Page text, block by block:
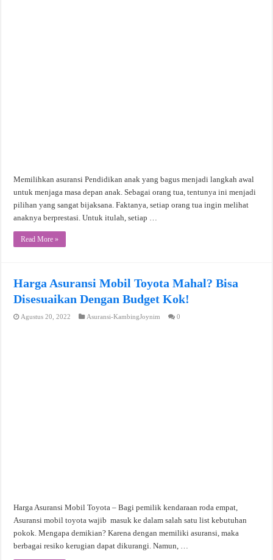
Memilihkan asuransi Pendidikan anak yang bagus menjadi langkah awal
untuk menjaga masa depan anak. Sebagai orang tua, tentunya ini menjadi
pilihan yang sangat bijaksana. Faktanya, setiap orang tua ingin melihat
anaknya berprestasi. Untuk itulah, setiap …
Read More »
Harga Asuransi Mobil Toyota Mahal? Bisa
Disesuaikan Dengan Budget Kok!
Agustus 20, 2022 Asuransi-KambingJoynim 0
Harga Asuransi Mobil Toyota – Bagi pemilik kendaraan roda empat,
Asuransi mobil toyota wajib masuk ke dalam salah satu list kebutuhan
pokok. Mengapa demikian? Karena dengan memiliki asuransi, maka
berbagai resiko kerugian dapat dikurangi. Namun, …